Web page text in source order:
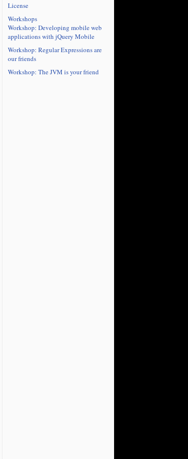
License
Workshops
Workshop: Developing mobile web
applications with jQuery Mobile
Workshop: Regular Expressions are
our friends
Workshop: The JVM is your friend